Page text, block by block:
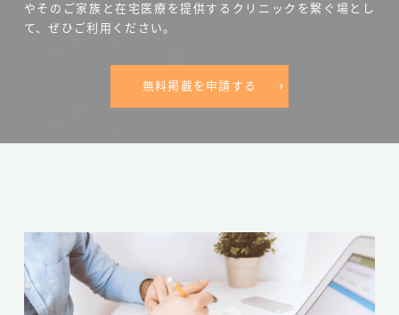
やそのご家族と在宅医療を提供するクリニックを繋ぐ場とし
て、ぜひご利用ください。
無料掲載を申請する